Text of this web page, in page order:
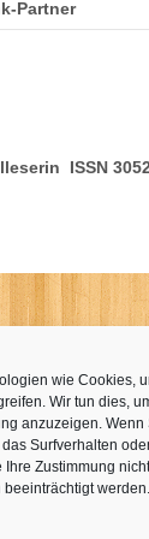
Partner
ISSN
wie Cookies,
Wir tun dies,
anzuzeigen.
Surfverhalten
Ihre Zustimmung
beeinträchtigt werden.